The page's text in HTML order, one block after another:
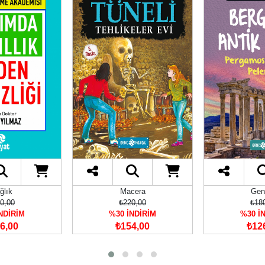
Gençlik
₺180,00
%30 İNDİRİM
₺126,00
%30